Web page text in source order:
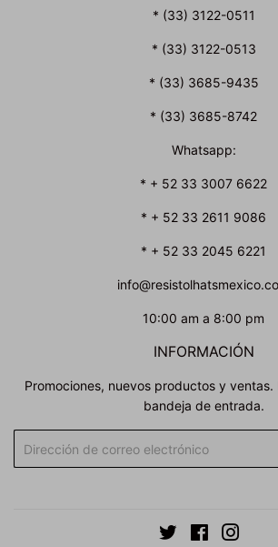
* (33) 3122-0511
* (33) 3122-0513
* (33) 3685-9435
* (33) 3685-8742
Whatsapp:
* + 52 33 3007 6622
* + 52 33 2611 9086
* + 52 33 2045 6221
10:00 am a 8:00 pm
INFORMACIÓN
Promociones, nuevos productos y
bandeja de entrada.
electrónico
Twitter Facebook